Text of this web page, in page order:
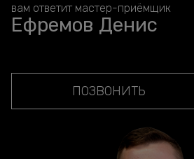
вам ответит мастер-приёмщик
Ефремов Денис
ПОЗВОНИТЬ